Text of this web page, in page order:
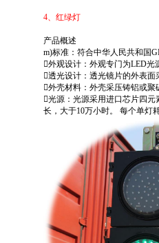
4、红绿灯
产品概述
m)标准：符合中华人民共和国
外观设计：外观专门为LED
透光设计：透光镜片的外表
外壳材料：外壳采压铸铝或
光源：光源采用进口芯片四
长，大于10万小时。 每个单灯